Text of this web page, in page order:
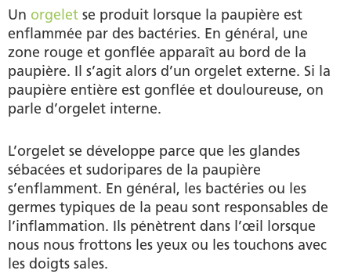
Un orgelet se produit lorsque la paupière est
enflammée par des bactéries. En général, une
zone rouge et gonflée apparaît au bord de la
paupière. Il s’agit alors d’un orgelet externe. Si la
paupière entière est gonflée et douloureuse, on
parle d’orgelet interne.
L’orgelet se développe parce que les glandes
sébacées et sudoripares de la paupière
s’enflamment. En général, les bactéries ou les
germes typiques de la peau sont responsables de
l’inflammation. Ils pénètrent dans l’œil lorsque
nous nous frottons les yeux ou les touchons avec
les doigts sales.